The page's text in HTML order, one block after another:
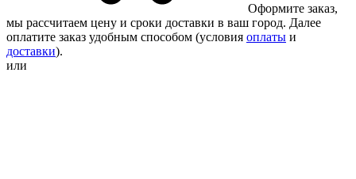
Оформите заказ,
мы рассчитаем цену и сроки доставки в ваш город. Далее
оплатите заказ удобным способом (условия оплаты и
доставки).
или